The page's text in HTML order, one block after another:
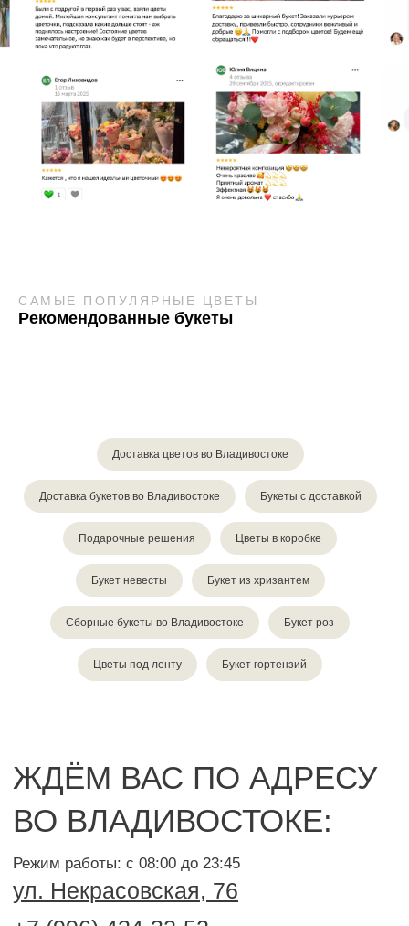
САМЫЕ ПОПУЛЯРНЫЕ ЦВЕТЫ
Рекомендованные букеты
Доставка цветов во Владивостоке
Доставка букетов во Владивостоке Букеты с доставкой
Подарочные решения Цветы в коробке
Букет невесты Букет из хризантем
Сборные букеты во Владивостоке Букет роз
Цветы под ленту Букет гортензий